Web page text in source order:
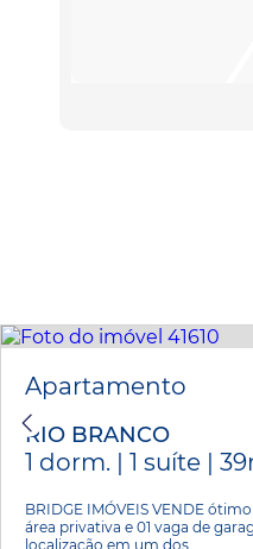
Apartamento
RIO BRANCO
1 dorm. | 1 suíte |
BRIDGE IMÓVEIS VENDE
área privativa e 01 vaga de
localização em um dos ...